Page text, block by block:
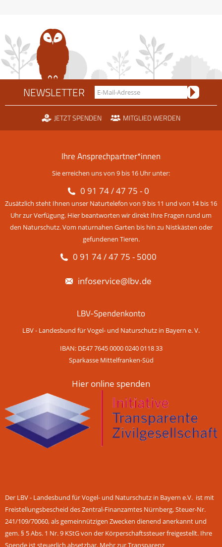
NEWSLETTER
JETZT SPENDEN MITGLIED WERDEN
Ihre Ansprechpartner*innen
Sie erreichen uns von 9 bis 16 Uhr unter:
0 91 74 / 47 75 - 0
Zusätzlich steht Ihnen unser Naturtelefon von 9 bis 11 und von 14 bis 16
Uhr zur Verfügung. Hier beantworten wir direkt Ihre Fragen rund um
den Naturschutz. Vom naturnahen Garten bis hin zu Nistkästen oder
gefundenen Tieren.
0 91 74 / 47 75 - 5000
infoservice@lbv.de
LBV-Spendenkonto
LBV - Landesbund für Vogel- und Naturschutz in Bayern e. V.
IBAN: DE47 7645 0000 0240 0118 33
Sparkasse Mittelfranken-Süd
Hier online spenden
Der LBV - Landesbund für Vogel- und Naturschutz in Bayern e.V. ist mit
Freistellungsbescheid des Zentral-Finanzamtes Nürnberg, Steuer-Nr.
241/109/70060, als gemeinnützigen Zwecken dienend anerkannt und
gem. § 5 Abs. 1 Nr. 9 KStG von der Körperschaftssteuer freigestellt. Ihre
Spende ist steuerlich absetzbar. Mehr zur Transparenz